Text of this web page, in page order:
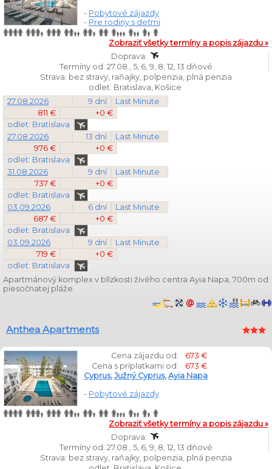
- Pobytové zájazdy
- Pre rodiny s deťmi
Zobraziť všetky termíny a popis zájazdu »
Doprava:
Termíny od: 27.08., 5, 6, 9, 8, 12, 13 dňové
Strava: bez stravy, raňajky, polpenzia, plná penzia
odlet: Bratislava, Košice
27.08.2026
9 dní
Last Minute
811 €
+0 €
odlet: Bratislava
27.08.2026
13 dní
Last Minute
976 €
+0 €
odlet: Bratislava
31.08.2026
9 dní
Last Minute
737 €
+0 €
odlet: Bratislava
03.09.2026
6 dní
Last Minute
687 €
+0 €
odlet: Bratislava
03.09.2026
9 dní
Last Minute
719 €
+0 €
odlet: Bratislava
Apartmánový komplex v blízkosti živého centra Ayia Napa, 700m od
piesočnatej pláže.
Anthea Apartments
Cena zájazdu od:
673 €
Cena s príplatkami od:
673 €
Cyprus, Južný Cyprus, Ayia Napa
- Pobytové zájazdy
Zobraziť všetky termíny a popis zájazdu »
Doprava:
Termíny od: 27.08., 5, 6, 9, 8, 12, 13 dňové
Strava: bez stravy, raňajky, polpenzia, plná penzia